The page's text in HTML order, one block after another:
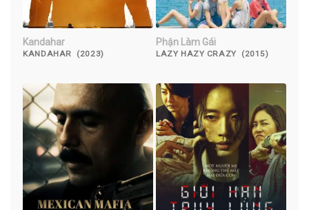
Kandahar
KANDAHAR (2023)
Phận Làm Gái
LAZY HAZY CRAZY (2015)